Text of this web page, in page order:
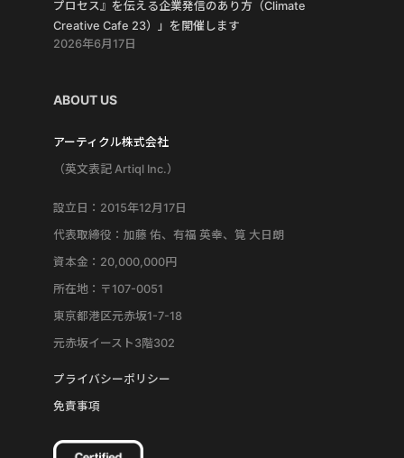
プロセス』を伝える企業発信のあり方（Climate
Creative Cafe 23）」を開催します
2026年6月17日
ABOUT US
アーティクル株式会社
（英文表記 Artiql Inc.）
設立日：2015年12月17日
代表取締役：加藤 佑、有福 英幸、筧 大日朗
資本金：20,000,000円
所在地：〒107-0051
東京都港区元赤坂1-7-18
元赤坂イースト3階302
プライバシーポリシー
免責事項